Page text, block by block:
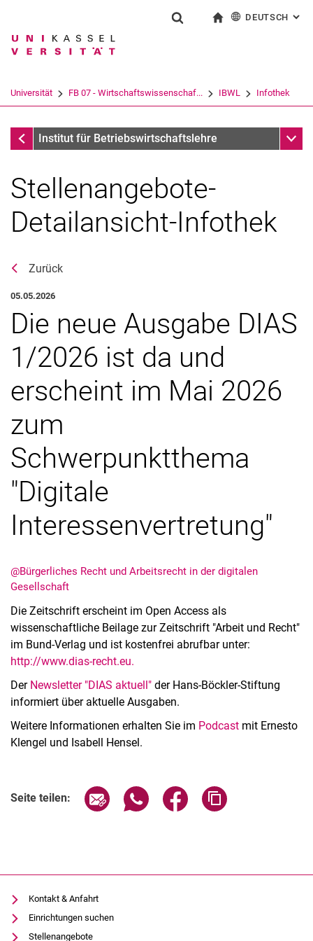
Springe direkt zu: Inhalt
Springe direkt zu: Suche
Springe direkt zu:
Suchbegriff
Suchen (öffnet externen Link in einem
DEUTSCH :
Universität FB 07 - Wirtschaftswissenschaf... IBWL Infothek
InfothekInstitut für Betriebswirtschaftslehre
Stellenangebote-
Detailansicht-Infothek
Zurück
05.05.2026
Die neue Ausgabe DIAS
1/2026 ist da und
erscheint im Mai 2026
zum
Schwerpunktthema
"Digitale
Interessenvertretung"
@Bürgerliches Recht und Arbeitsrecht in der digitalen
Gesellschaft
Die Zeitschrift erscheint im Open Access als
wissenschaftliche Beilage zur Zeitschrift "Arbeit und Recht"
im Bund-Verlag und ist kostenfrei abrufbar unter:
http://www.dias-recht.eu.
Der Newsletter "DIAS aktuell" der Hans-Böckler-Stiftung
informiert über aktuelle Ausgaben.
Weitere Informationen erhalten Sie im Podcast mit Ernesto
Klengel und Isabell Hensel.
Seite teilen: Seite über E-Mail teilen
Seite über WhatsApp teilen
Seite über Facebook
Kontakt & Anfahrt
Einrichtungen suchen
Stellenangebote